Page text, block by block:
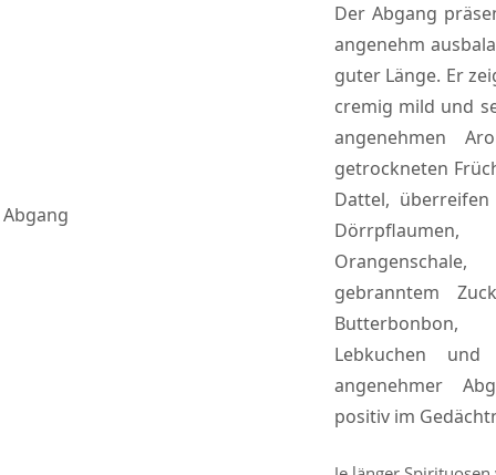
Abgang
Der Abgang
angenehm
guter Länge. Er
cremig mild und
angenehmen
getrockneten
Dattel, überreifen
Dörrpflaumen,
Orangenschale,
gebranntem
Butterbonbon,
Lebkuchen
angenehmer
positiv im